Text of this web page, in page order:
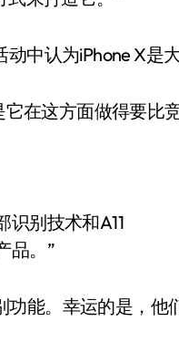
中认为iPhone X是大
在这方面做得要比
别技术和A11
品。”
功能。幸运的是，他